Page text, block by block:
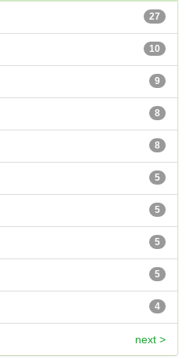
27
10
9
8
8
5
5
5
5
4
next >